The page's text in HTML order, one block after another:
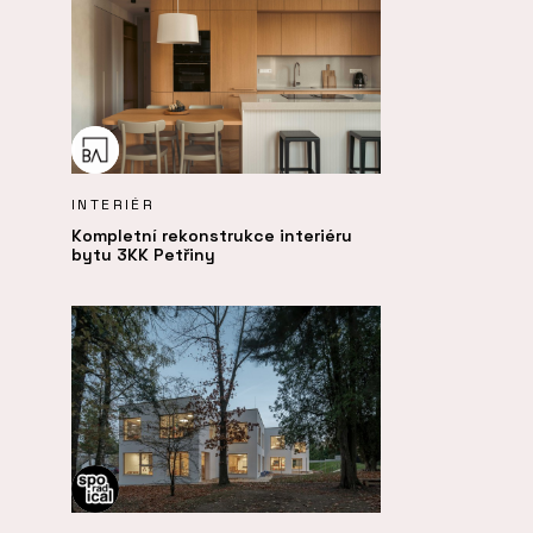
INTERIÉR
Kompletní rekonstrukce interiéru
bytu 3KK Petřiny